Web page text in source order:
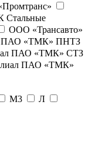
ООО «Трансавто»
ПАО «ТМК» ПНТЗ
ПАО «ТМК» СТЗ
ПАО «ТМК»
М3
Л